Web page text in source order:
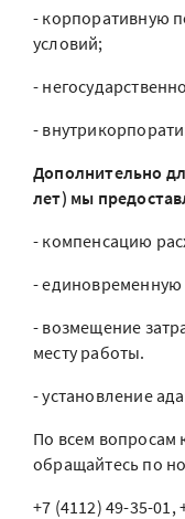
- корпоративную
условий;
-
-
Дополнительно
лет) мы
- компенсацию
-
- возмещение
месту работы.
- установление
По всем вопросам
обращайтесь по
+7 (4112) 49-35-01,